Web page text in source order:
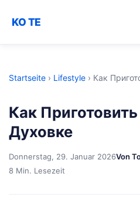
KO TE
Startseite › Lifestyle › Как
Как
Духовке
Donnerstag, 29. Januar 2026Von
8 Min. Lesezeit